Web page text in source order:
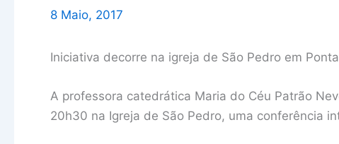
8 Maio, 2017
Iniciativa decorre na igreja de São Pedro em
A professora catedrática Maria do Céu Patrão
20h30 na Igreja de São Pedro, uma conferência